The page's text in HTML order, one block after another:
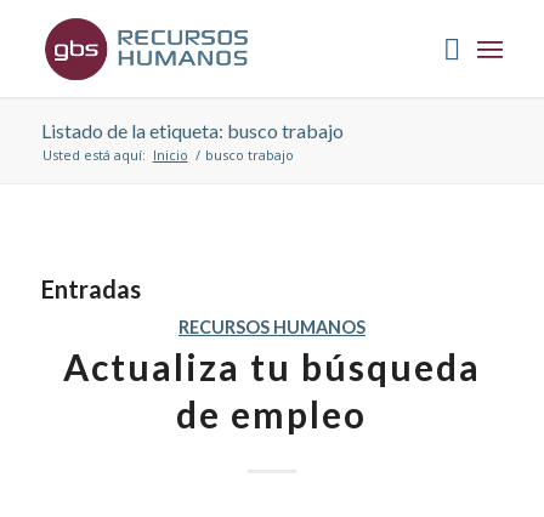
Listado de la etiqueta: busco trabajo
Usted está aquí: Inicio / busco trabajo
Entradas
RECURSOS HUMANOS
Actualiza tu búsqueda
de empleo